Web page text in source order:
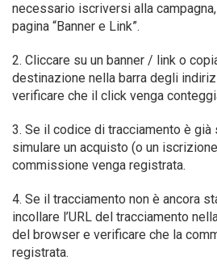
necessario iscriversi alla
pagina “Banner e Link”.
2. Cliccare su un banner / link o
destinazione nella barra degli
verificare che il click venga
3. Se il codice di tracciamento è
simulare un acquisto (o un
commissione venga registrata.
4. Se il tracciamento non è ancora
incollare l’URL del tracciamento
del browser e verificare che la
registrata.